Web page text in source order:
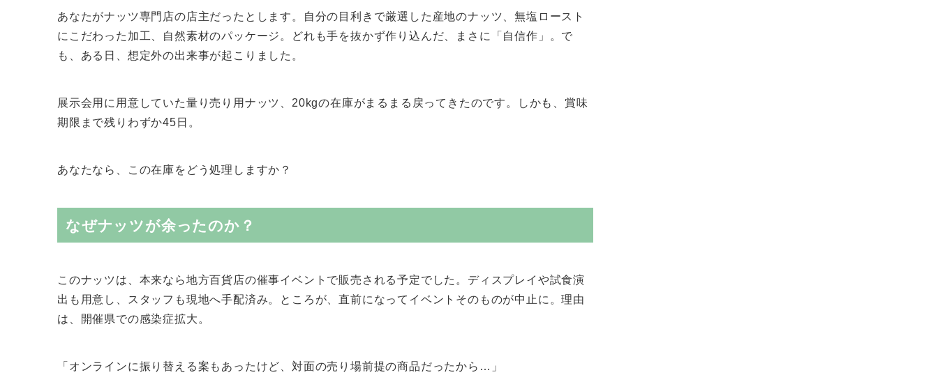
あなたがナッツ専門店の店主だったとします。自分の目利きで厳選した産地のナッツ、無塩ロースト
にこだわった加工、自然素材のパッケージ。どれも手を抜かず作り込んだ、まさに「自信作」。で
も、ある日、想定外の出来事が起こりました。
展示会用に用意していた量り売り用ナッツ、20kgの在庫がまるまる戻ってきたのです。しかも、賞味
期限まで残りわずか45日。
あなたなら、この在庫をどう処理しますか？
なぜナッツが余ったのか？
このナッツは、本来なら地方百貨店の催事イベントで販売される予定でした。ディスプレイや試食演
出も用意し、スタッフも現地へ手配済み。ところが、直前になってイベントそのものが中止に。理由
は、開催県での感染症拡大。
「オンラインに振り替える案もあったけど、対面の売り場前提の商品だったから…」